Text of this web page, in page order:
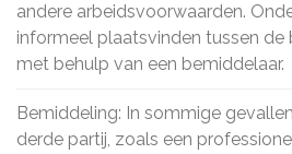
andere arbeidsvoorwaarden.
informeel plaatsvinden tussen de
met behulp van een bemiddelaar.
Bemiddeling: In sommige
derde partij, zoals een